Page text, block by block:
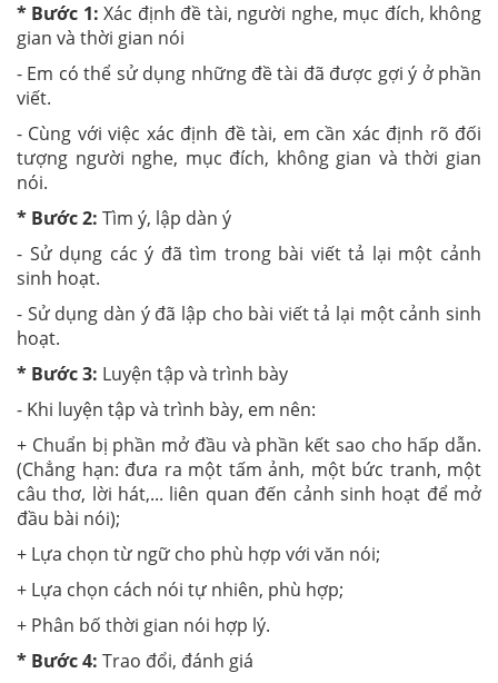
* Bước 1: Xác định đề tài, người nghe, mục đích, không
gian và thời gian nói
- Em có thể sử dụng những đề tài đã được gợi ý ở phần
viết.
- Cùng với việc xác định đề tài, em cần xác định rõ đối
tượng người nghe, mục đích, không gian và thời gian
nói.
* Bước 2: Tìm ý, lập dàn ý
- Sử dụng các ý đã tìm trong bài viết tả lại một cảnh
sinh hoạt.
- Sử dụng dàn ý đã lập cho bài viết tả lại một cảnh sinh
hoạt.
* Bước 3: Luyện tập và trình bày
- Khi luyện tập và trình bày, em nên:
+ Chuẩn bị phần mở đầu và phần kết sao cho hấp dẫn.
(Chẳng hạn: đưa ra một tấm ảnh, một bức tranh, một
câu thơ, lời hát,... liên quan đến cảnh sinh hoạt để mở
đầu bài nói);
+ Lựa chọn từ ngữ cho phù hợp với văn nói;
+ Lựa chọn cách nói tự nhiên, phù hợp;
+ Phân bố thời gian nói hợp lý.
* Bước 4: Trao đổi, đánh giá